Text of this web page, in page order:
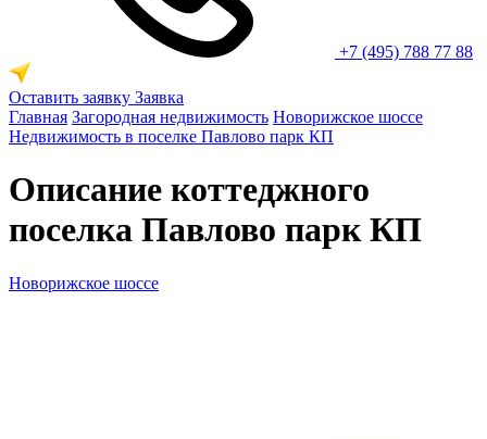
+7 (495) 788 77 88
Оставить заявку Заявка
Главная Загородная недвижимость Новорижское шоссе
Недвижимость в поселке Павлово парк КП
Описание коттеджного
поселка Павлово парк КП
Новорижское шоссе